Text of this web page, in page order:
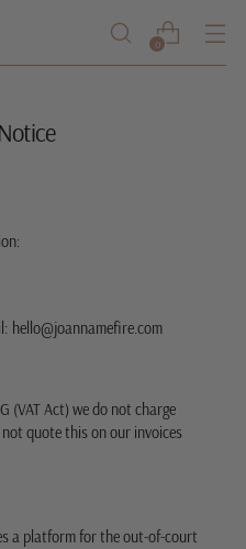
0
hello@joannamefire.com
(VAT Act) we do not charge
not quote this on our invoices
a platform for the out-of-court